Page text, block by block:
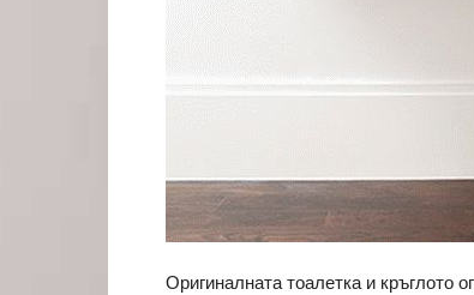
Оригиналната тоалетка и кръглото